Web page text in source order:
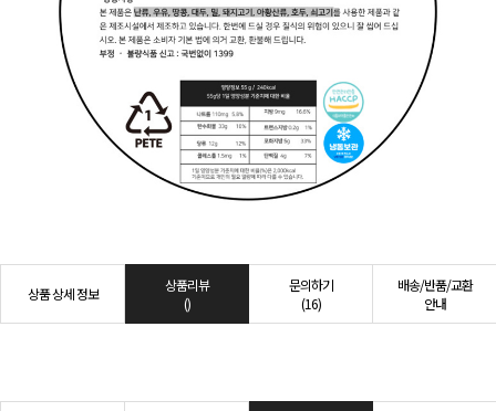
상품 상세 정보
상품리뷰
()
문의하기
(16)
배송/반품/교환
안내